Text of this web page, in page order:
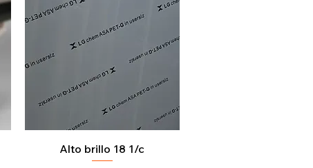
Vista rápida
Alto brillo 18 1/c